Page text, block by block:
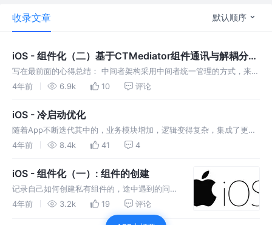
收录文章 默认顺序
iOS - 组件化（二）基于CTMediator组件通讯与解耦分析
、源码解读
写在最前面的心得总结： 中间者架构采用中间者统一管理的方式，来控
制app的整个生命周期中组件间的调用关系。 拆分的组件都会依赖于中
赖于这
4年前 6.9k 10 评论
iOS - 冷启动优化
随着App不断迭代其中的，业务模块增加，逻辑变得复杂，集成了更多
的第三方库，App 启动也会越来越慢，因此我们希望能在业务扩张的同
理论
4年前 8.4k 41 4
iOS - 组件化（一）: 组件的创建
记录自己如何创建私有组件的，途中遇到的问题
一并贴出。做个笔记，方便之后忘记哪那一步了
回头来看一下 一.组件的创建 1.拉取模版 我们将
4年前 3.2k 19 评论